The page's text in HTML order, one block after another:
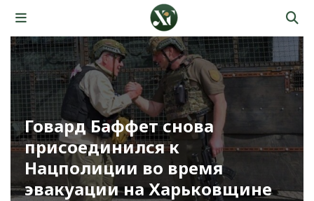
Говард Баффет снова
присоединился к
Нацполиции во время
эвакуации на Харьковщине